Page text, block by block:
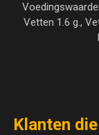
Vetten 1.6 g.,
Klanten